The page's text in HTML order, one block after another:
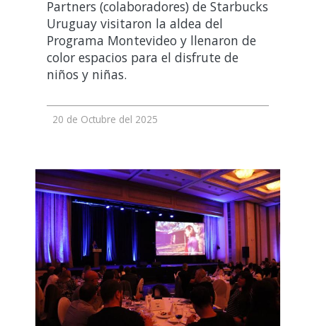
Partners (colaboradores) de Starbucks
Uruguay visitaron la aldea del
Programa Montevideo y llenaron de
color espacios para el disfrute de
niños y niñas.
20 de Octubre del 2025